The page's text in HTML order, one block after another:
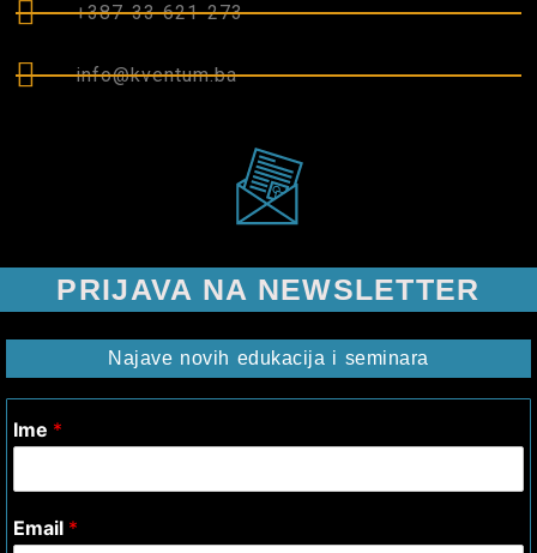
+387 33 621 273
info@kventum.ba
PRIJAVA NA NEWSLETTER
Najave novih edukacija i seminara
Ime *
Email *